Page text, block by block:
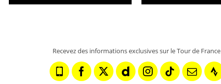
Recevez des informations exclusives sur le Tour de France